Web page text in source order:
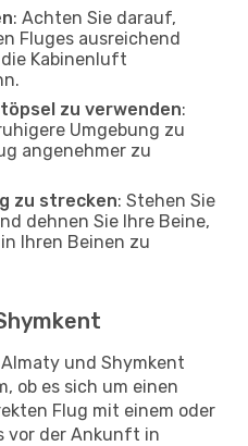
: Achten Sie darauf,
Fluges ausreichend
Kabinenluft
zu verwenden:
Umgebung zu
angenehmer zu
zu strecken: Stehen Sie
dehnen Sie Ihre Beine,
Ihren Beinen zu
und Shymkent
ob es sich um einen
Flug mit einem oder
vor der Ankunft in